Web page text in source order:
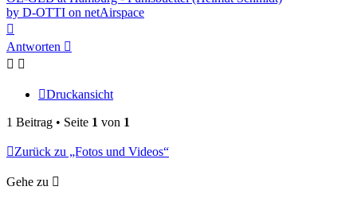
by D-OTTI on netAirspace
oben
Antworten
Druckansicht
1 Beitrag • Seite 1 von 1
Zurück zu „Fotos und Videos“
Gehe zu